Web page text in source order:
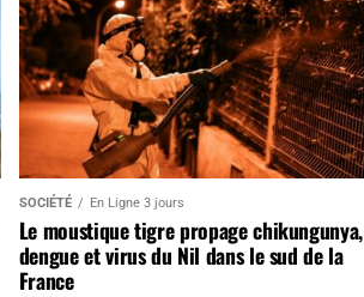
SOCIÉTÉ En Ligne 3 jours
Le moustique tigre propage chikungunya,
dengue et virus du Nil dans le sud de la
France